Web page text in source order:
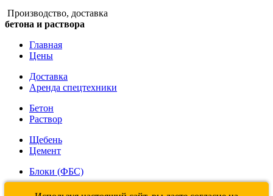
Производство, доставка
бетона и раствора
Главная
Цены
Доставка
Аренда спецтехники
Бетон
Раствор
Щебень
Цемент
Блоки (ФБС)
+7(4832)